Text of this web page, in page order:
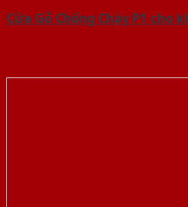
Cửa Gỗ Chống Cháy P1 cho